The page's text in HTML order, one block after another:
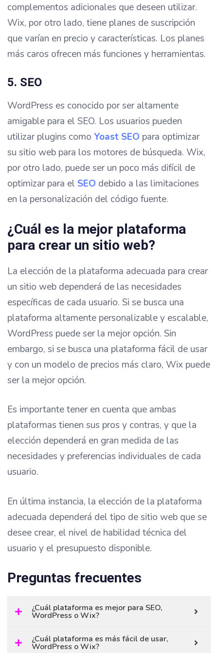
complementos adicionales que deseen utilizar.
Wix, por otro lado, tiene planes de suscripción
que varían en precio y características. Los planes
más caros ofrecen más funciones y herramientas.
5. SEO
WordPress es conocido por ser altamente
amigable para el SEO. Los usuarios pueden
utilizar plugins como Yoast SEO para optimizar
su sitio web para los motores de búsqueda. Wix,
por otro lado, puede ser un poco más difícil de
optimizar para el SEO debido a las limitaciones
en la personalización del código fuente.
¿Cuál es la mejor plataforma
para crear un sitio web?
La elección de la plataforma adecuada para crear
un sitio web dependerá de las necesidades
específicas de cada usuario. Si se busca una
plataforma altamente personalizable y escalable,
WordPress puede ser la mejor opción. Sin
embargo, si se busca una plataforma fácil de usar
y con un modelo de precios más claro, Wix puede
ser la mejor opción.
Es importante tener en cuenta que ambas
plataformas tienen sus pros y contras, y que la
elección dependerá en gran medida de las
necesidades y preferencias individuales de cada
usuario.
En última instancia, la elección de la plataforma
adecuada dependerá del tipo de sitio web que se
desee crear, el nivel de habilidad técnica del
usuario y el presupuesto disponible.
Preguntas frecuentes
¿Cuál plataforma es mejor para SEO,
WordPress o Wix?
¿Cuál plataforma es más fácil de usar,
WordPress o Wix?